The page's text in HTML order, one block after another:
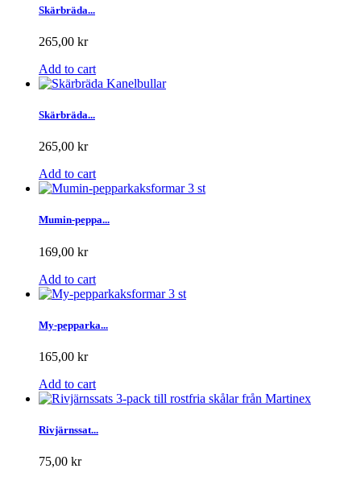
Skärbräda...
265,00 kr
Add to cart
Skärbräda...
265,00 kr
Add to cart
Mumin-peppa...
169,00 kr
Add to cart
My-pepparka...
165,00 kr
Add to cart
Rivjärnssat...
75,00 kr